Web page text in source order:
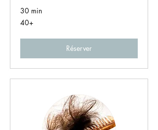
30 min
40+
40+
Réserver